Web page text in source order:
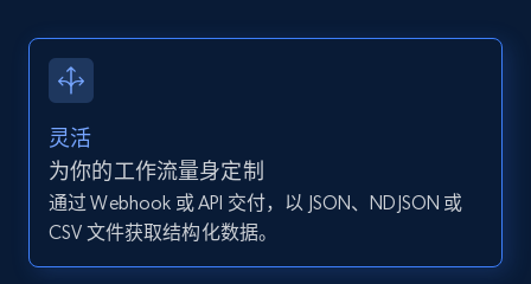
Zillow properties listing information
Zpid, City, State, HomeStatus, Address,
IsListingClaimedByCurrentSignedInUser,
灵活
为你的工作流量身定制
通过 Webhook 或 API 交付，以 JSON、NDJSON 或
CSV 文件获取结构化数据。